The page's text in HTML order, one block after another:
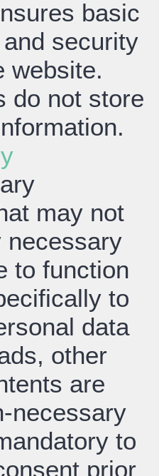
basic
security
website.
do not store
may not
necessary
to function
to
data
other
are
necessary
to
prior